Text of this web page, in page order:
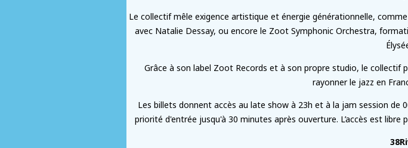
Le collectif mêle exigence artistique et énergie générationnelle,
avec Natalie Dessay, ou encore le Zoot Symphonic Orchestra,
Grâce à son label Zoot Records et à son propre studio, le collectif
rayonner le jazz en
Les billets donnent accès au late show à 23h et à la jam session de
priorité d'entrée jusqu'à 30 minutes après ouverture. L’accès est